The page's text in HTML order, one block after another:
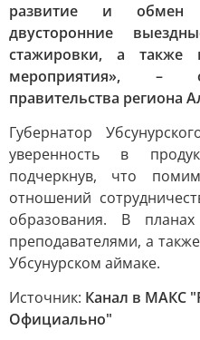
развитие и обмен
двусторонние
стажировки, а также
мероприятия», –
правительства региона
Губернатор
уверенность в
подчеркнув, что
отношений
образования. В
преподавателями, а
Убсунурском аймаке.
Источник: Канал в МАКС
Официально"